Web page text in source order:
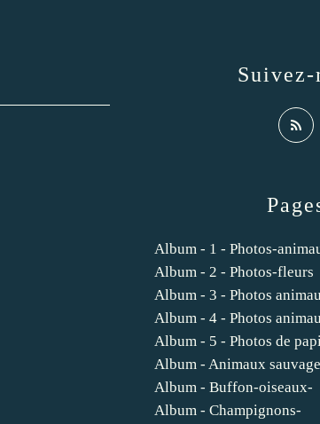
Album - 1 - Photos-
Album - 2 - Photos-fleurs
Album - 3 - Photos
Album - 4 - Photos
Album - 5 - Photos de
Album - Animaux
Album - Buffon-oiseaux-
Album - Champignons-
Suivez-